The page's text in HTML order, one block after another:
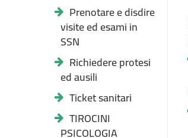
Prenotare e disdire
visite ed esami in
SSN
Richiedere protesi
ed ausili
Ticket sanitari
TIROCINI
PSICOLOGIA